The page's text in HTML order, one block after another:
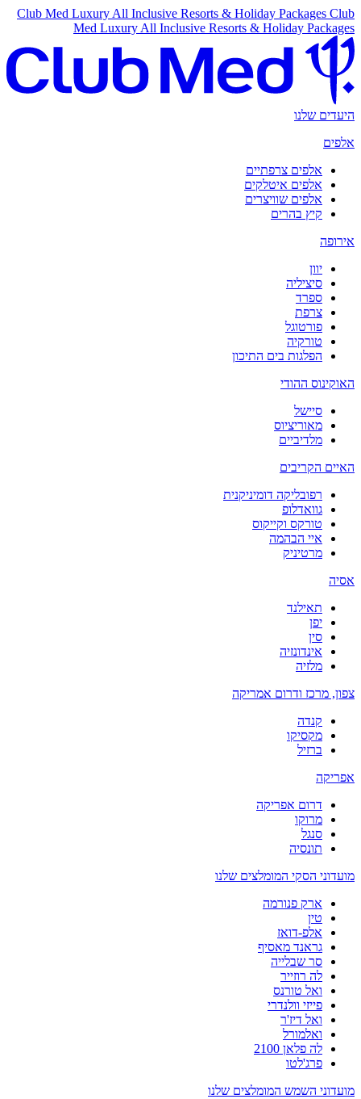
Club Med Luxury All Inclusive Resorts & Holiday Packages Club
Med Luxury All Inclusive Resorts & Holiday Packages
היעדים שלנו
אלפים
אלפים צרפתיים
אלפים איטלקים
אלפים שוויצרים
קיץ בהרים
אירופה
יוון
סיציליה
ספרד
צרפת
פורטוגל
טורקיה
הפלגות בים התיכון
האוקינוס ההודי
סיישל
מאוריציוס
מלדיביים
האיים הקריבים
רפובליקה דומיניקנית
גוואדלופ
טורקס וקייקוס
איי הבהמה
מרטיניק
אסיה
תאילנד
יפן
סין
אינדונזיה
מלזיה
צפון, מרכז ודרום אמריקה
קנדה
מקסיקו
ברזיל
אפריקה
דרום אפריקה
מרוקו
סנגל
תונסיה
מועדוני הסקי המומלצים שלנו
ארק פנורמה
טין
אלפ-דואז
גראנד מאסיף
סר שבלייה
לה רוזייר
ואל טורנס
פייזי וולנדרי
ואל דיז'ר
ואלמורל
לה פלאן 2100
פרג'לטו
מועדוני השמש המומלצים שלנו